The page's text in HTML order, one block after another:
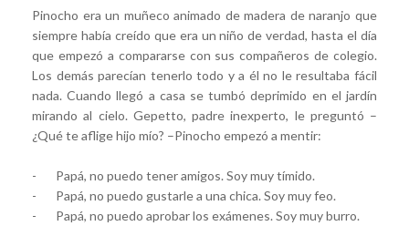
Pinocho era un muñeco animado de madera de naranjo que
siempre había creído que era un niño de verdad, hasta el día
que empezó a compararse con sus compañeros de colegio.
Los demás parecían tenerlo todo y a él no le resultaba fácil
nada. Cuando llegó a casa se tumbó deprimido en el jardín
mirando al cielo. Gepetto, padre inexperto, le preguntó –
¿Qué te aflige hijo mío? –Pinocho empezó a mentir:
- Papá, no puedo tener amigos. Soy muy tímido.
- Papá, no puedo gustarle a una chica. Soy muy feo.
- Papá, no puedo aprobar los exámenes. Soy muy burro.